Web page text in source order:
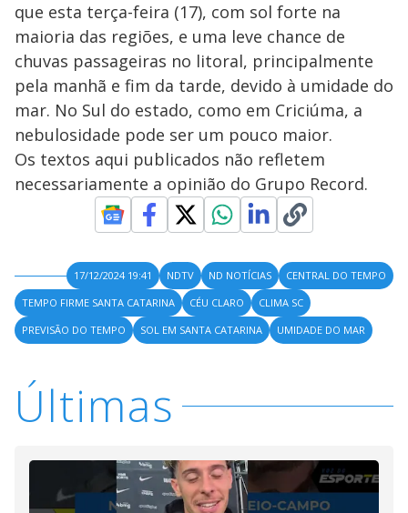
que esta terça-feira (17), com sol forte na
maioria das regiões, e uma leve chance de
chuvas passageiras no litoral, principalmente
pela manhã e fim da tarde, devido à umidade do
mar. No Sul do estado, como em Criciúma, a
nebulosidade pode ser um pouco maior.
Os textos aqui publicados não refletem
necessariamente a opinião do Grupo Record.
17/12/2024 19:41 NDTV ND NOTÍCIAS
CENTRAL DO TEMPO
TEMPO FIRME SANTA CATARINA
CÉU CLARO
CLIMA SC
PREVISÃO DO TEMPO
SOL EM SANTA CATARINA UMIDADE DO MAR
Últimas